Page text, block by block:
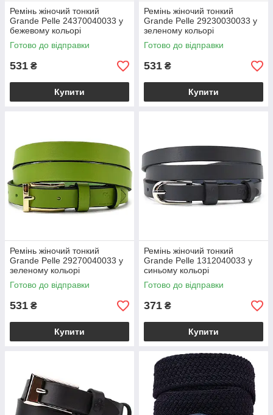
Ремінь жіночий тонкий
Grande Pelle 24370040033 у
бежевому кольорі
Готово до відправки
531 ₴
Купити
Ремінь жіночий тонкий
Grande Pelle 29230030033 у
зеленому кольорі
Готово до відправки
531 ₴
Купити
Ремінь жіночий тонкий
Grande Pelle 29270040033 у
зеленому кольорі
Готово до відправки
531 ₴
Купити
Ремінь жіночий тонкий
Grande Pelle 1312040033 у
синьому кольорі
Готово до відправки
371 ₴
Купити